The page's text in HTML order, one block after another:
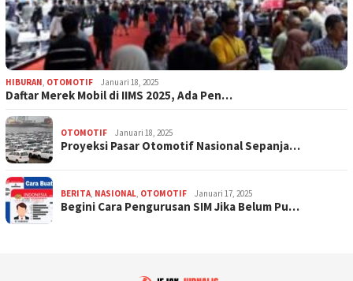
HIBURAN, OTOMOTIF Januari 18, 2025
Daftar Merek Mobil di IIMS 2025, Ada Pen…
OTOMOTIF Januari 18, 2025
Proyeksi Pasar Otomotif Nasional Sepanja…
BERITA, NASIONAL, OTOMOTIF Januari 17, 2025
Begini Cara Pengurusan SIM Jika Belum Pu…